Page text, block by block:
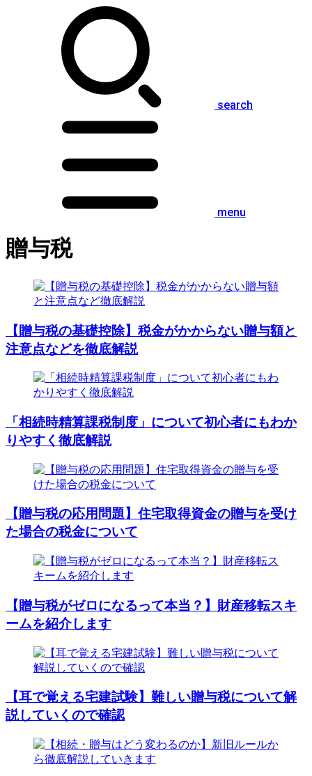
search
menu
贈与税
【贈与税の基礎控除】税金がかからない贈与額と
注意点などを徹底解説
「相続時精算課税制度」について初心者にもわか
りやすく徹底解説
【贈与税の応用問題】住宅取得資金の贈与を受け
た場合の税金について
【贈与税がゼロになるって本当？】財産移転スキ
ームを紹介します
【耳で覚える宅建試験】難しい贈与税について解
説していくので確認